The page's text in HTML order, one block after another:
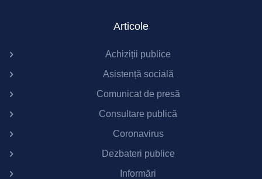
Articole
Achiziții publice
Asistență socială
Comunicat de presă
Consultare publică
Coronavirus
Dezbateri publice
Informări